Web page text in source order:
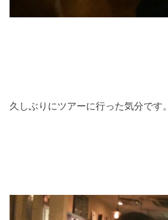
久しぶりにツアーに行った気分です。